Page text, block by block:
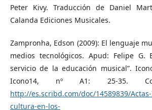
Peter Kivy. Traducción de Daniel
Calanda Ediciones Musicales.
Zampronha, Edson (2009): El lenguaje
medios tecnológicos. Apud: Felipe G.
servicio de la educación musical”.
Icono14, nº A1: 25-35.
http://es.scribd.com/doc/14589839/
cultura-en-los-